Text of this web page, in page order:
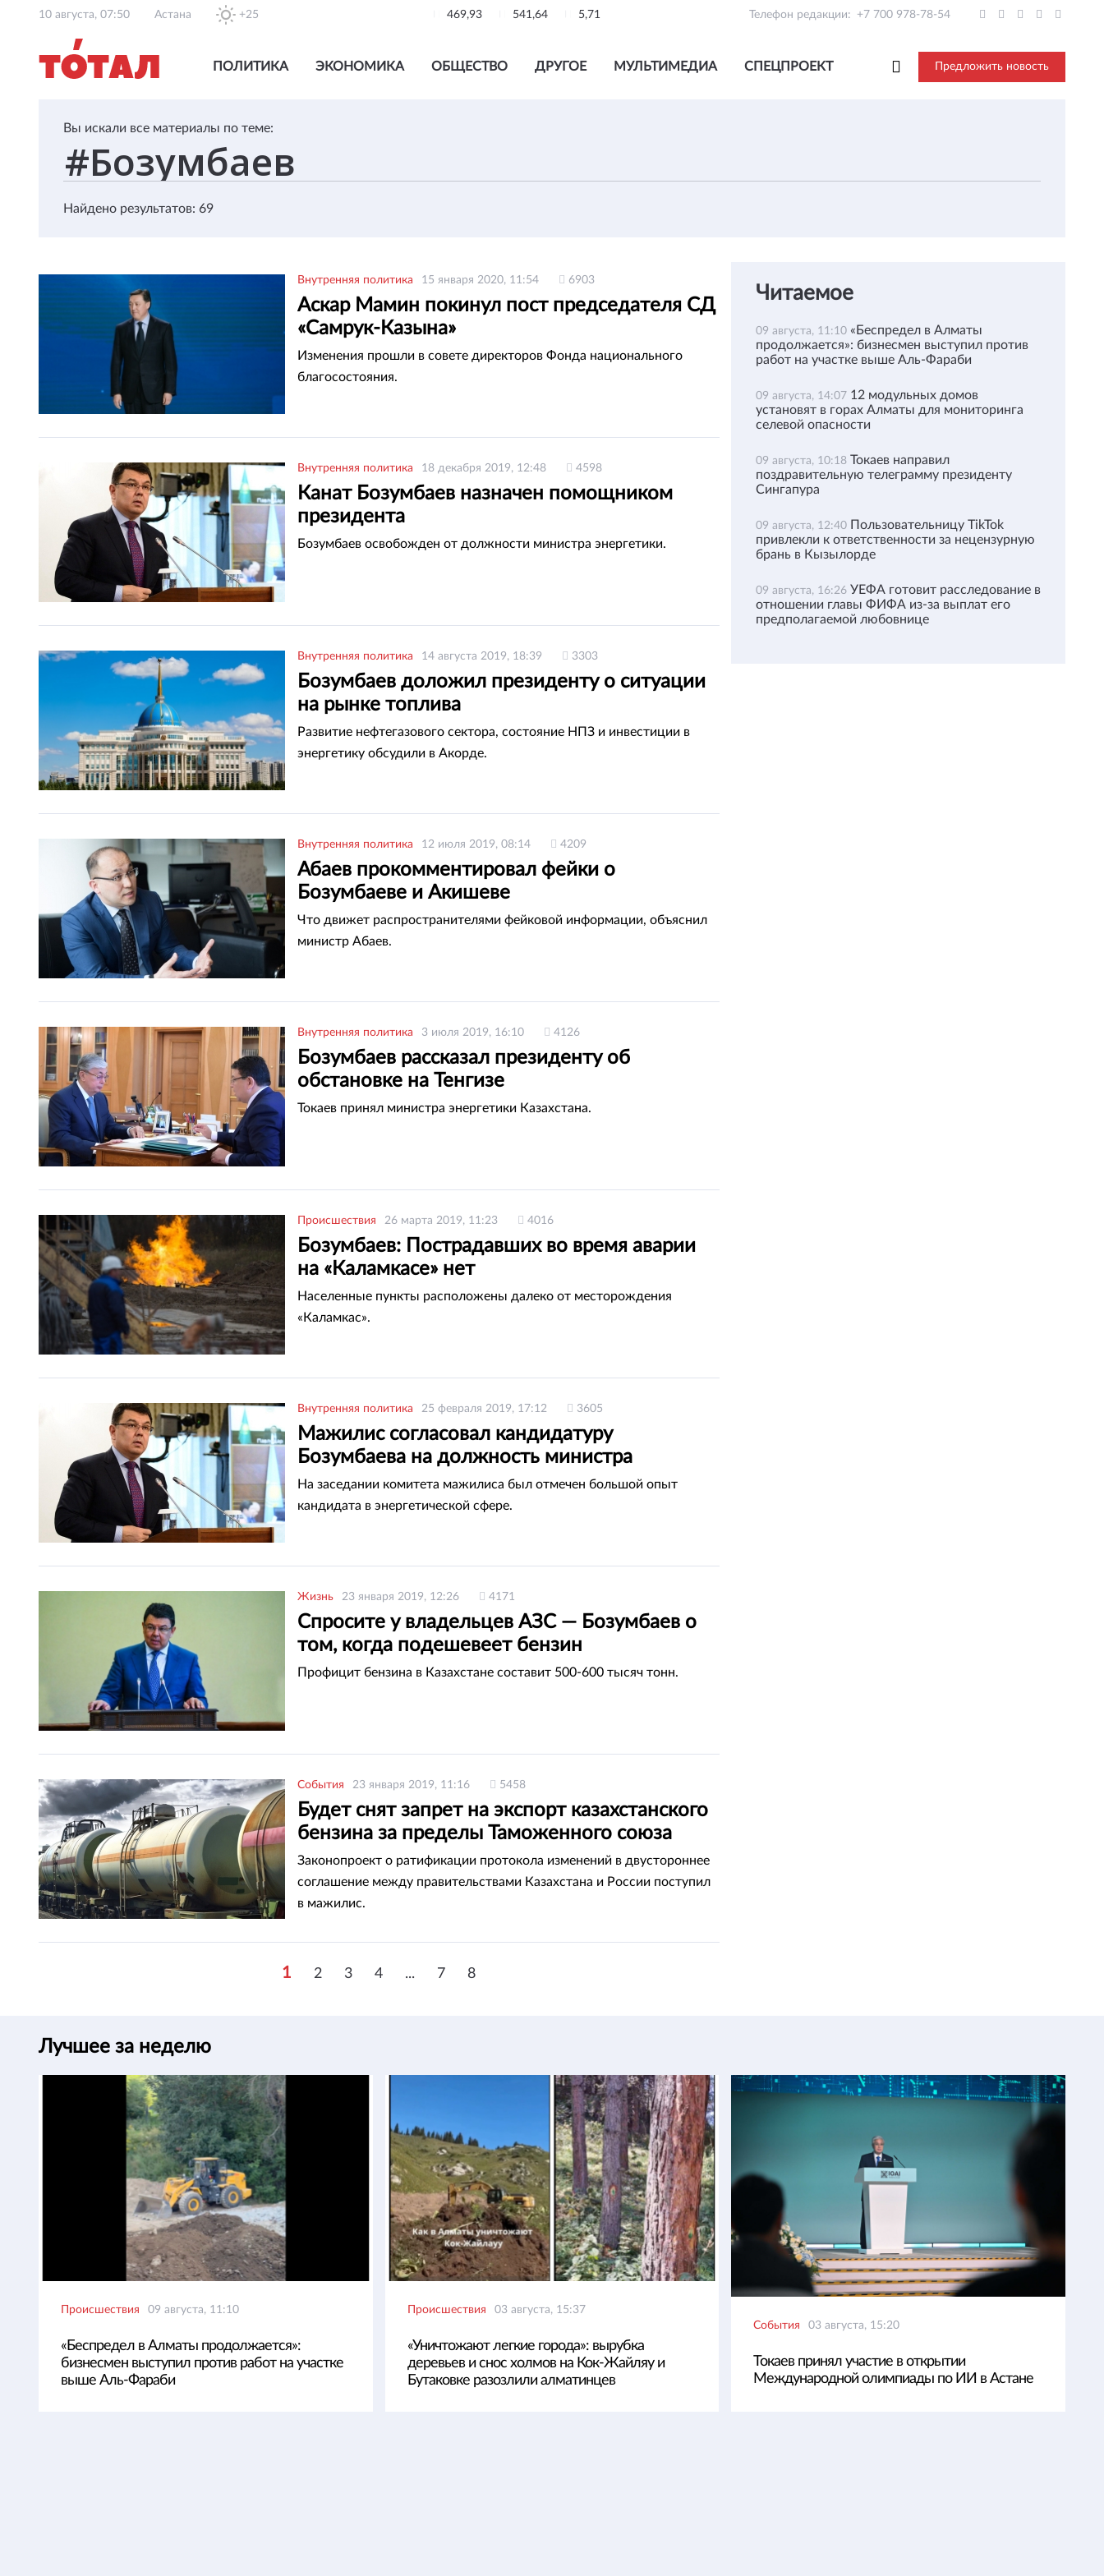
10 августа, 07:50 Астана +25 469,93 541,64 5,71 Телефон редакции: +7 700 978-78-54
ПОЛИТИКА ЭКОНОМИКА ОБЩЕСТВО ДРУГОЕ МУЛЬТИМЕДИА СПЕЦПРОЕКТ Предложить новость
Вы искали все материалы по теме:
Найдено результатов: 69
Внутренняя политика 15 января 2020, 11:54 6903
Аскар Мамин покинул пост председателя СД
«Самрук-Казына»
Изменения прошли в совете директоров Фонда национального
благосостояния.
Внутренняя политика 18 декабря 2019, 12:48 4598
Канат Бозумбаев назначен помощником
президента
Бозумбаев освобожден от должности министра энергетики.
Внутренняя политика 14 августа 2019, 18:39 3303
Бозумбаев доложил президенту о ситуации
на рынке топлива
Развитие нефтегазового сектора, состояние НПЗ и инвестиции в
энергетику обсудили в Акорде.
Внутренняя политика 12 июля 2019, 08:14 4209
Абаев прокомментировал фейки о
Бозумбаеве и Акишеве
Что движет распространителями фейковой информации, объяснил
министр Абаев.
Внутренняя политика 3 июля 2019, 16:10 4126
Бозумбаев рассказал президенту об
обстановке на Тенгизе
Токаев принял министра энергетики Казахстана.
Происшествия 26 марта 2019, 11:23 4016
Бозумбаев: Пострадавших во время аварии
на «Каламкасе» нет
Населенные пункты расположены далеко от месторождения
«Каламкас».
Внутренняя политика 25 февраля 2019, 17:12 3605
Мажилис согласовал кандидатуру
Бозумбаева на должность министра
На заседании комитета мажилиса был отмечен большой опыт
кандидата в энергетической сфере.
Жизнь 23 января 2019, 12:26 4171
Спросите у владельцев АЗС — Бозумбаев о
том, когда подешевеет бензин
Профицит бензина в Казахстане составит 500-600 тысяч тонн.
События 23 января 2019, 11:16 5458
Будет снят запрет на экспорт казахстанского
бензина за пределы Таможенного союза
Законопроект о ратификации протокола изменений в двустороннее
соглашение между правительствами Казахстана и России поступил
в мажилис.
1 2 3 4 ... 7 8
Читаемое
09 августа, 11:10 «Беспредел в Алматы
продолжается»: бизнесмен выступил против
работ на участке выше Аль-Фараби
09 августа, 14:07 12 модульных домов
установят в горах Алматы для мониторинга
селевой опасности
09 августа, 10:18 Токаев направил
поздравительную телеграмму президенту
Сингапура
09 августа, 12:40 Пользовательницу TikTok
привлекли к ответственности за нецензурную
брань в Кызылорде
09 августа, 16:26 УЕФА готовит расследование в
отношении главы ФИФА из-за выплат его
предполагаемой любовнице
Лучшее за неделю
Происшествия 09 августа, 11:10
«Беспредел в Алматы продолжается»:
бизнесмен выступил против работ на участке
выше Аль-Фараби
Происшествия 03 августа, 15:37
«Уничтожают легкие города»: вырубка
деревьев и снос холмов на Кок-Жайляу и
Бутаковке разозлили алматинцев
События 03 августа, 15:20
Токаев принял участие в открытии
Международной олимпиады по ИИ в Астане